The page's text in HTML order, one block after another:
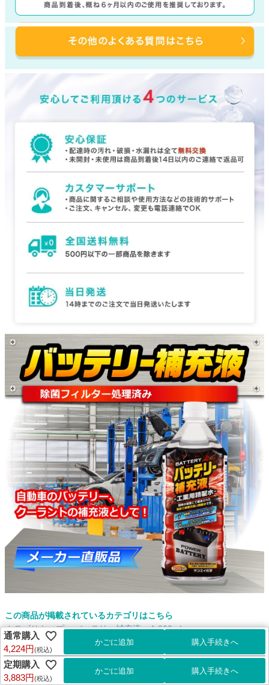
通常購入
4,224円(税込)
定期購入
3,883円(税込)
この商品が掲載されているカテゴリはこちら
カテゴリトップ>バッテリー補充液>1,000mL
サンエイ化学 バッテリー補充液 1L×15本 の特長と主な用途
【メーカー直販のバッテリー補充液】逆浸透膜とイオン交換樹脂で、限り